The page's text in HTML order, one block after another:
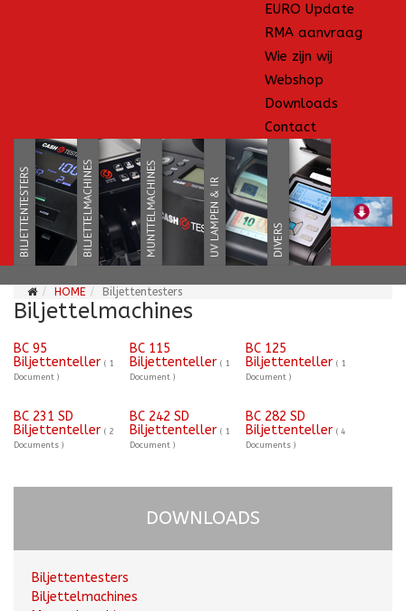
EURO Update
RMA aanvraag
Wie zijn wij
Webshop
Downloads
Contact
HOME Biljettentesters
Biljettelmachines
BC 95
Biljettenteller ( 1
Document )
BC 115
Biljettenteller( 1
Document )
BC 125
Biljettenteller( 1
Document )
BC 231 SD
Biljettenteller ( 2
Documents )
BC 242 SD
Biljettenteller( 1
Document )
BC 282 SD
Biljettenteller( 4
Documents )
DOWNLOADS
Biljettentesters
Biljettelmachines